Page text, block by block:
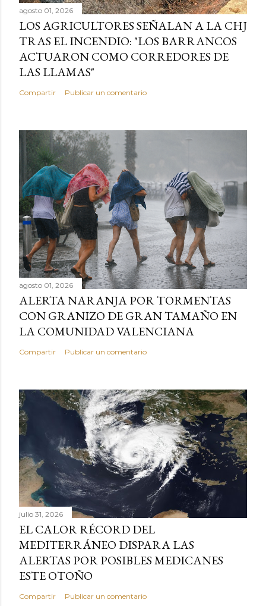
agosto 01, 2026
LOS AGRICULTORES SEÑALAN A LA CHJ
TRAS EL INCENDIO: "LOS BARRANCOS
ACTUARON COMO CORREDORES DE
LAS LLAMAS"
Compartir Publicar un comentario
agosto 01, 2026
ALERTA NARANJA POR TORMENTAS
CON GRANIZO DE GRAN TAMAÑO EN
LA COMUNIDAD VALENCIANA
Compartir Publicar un comentario
julio 31, 2026
EL CALOR RÉCORD DEL
MEDITERRÁNEO DISPARA LAS
ALERTAS POR POSIBLES MEDICANES
ESTE OTOÑO
Compartir Publicar un comentario